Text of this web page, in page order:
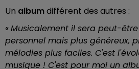
Un albumdifférent des autres :
«Musicalement il sera peut-
personnel mais plus généreux,
mélodies plus faciles. C'est
musique ! C'est pour moi un